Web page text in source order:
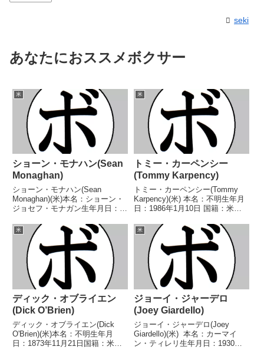
seki
あなたにおススメボクサー
米
ショーン・モナハン(Sean
Monaghan)
ショーン・モナハン(Sean
Monaghan)(米)本名：ショーン・
ジョセフ・モナガン生年月日：
戦29勝(17KO)3敗【獲得タイト
ル】北京五輪ライトウェルター級
優勝(アマチュア)WBC中央アメリ
カス...
米
トミー・カーペンシー
(Tommy Karpency)
トミー・カーペンシー(Tommy
Karpency)(米) 本名：不明生年月
日：1986年1月10日 国籍：米戦
得タイトル】米ペンシルバニア州
ライトヘビー級WBA中央アメリ
カライトヘビー級王座NAB...
米
ディック・オブライエン
(Dick O’Brien)
ディック・オブライエン(Dick
O'Brien)(米)本名：不明生年月
日：1873年11月21日国籍：米戦
米
ジョーイ・ジャーデロ
(Joey Giardello)
ジョーイ・ジャーデロ(Joey
Giardello)(米) 本名：カーマイ
ン・ティレリ生年月日：1930年7